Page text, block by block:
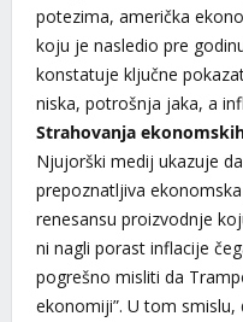
potezima, američka
koju je nasledio pre
konstatuje ključne
niska, potrošnja jaka, a
Strahovanja
Njujorški medij ukazuje
prepoznatljiva
renesansu proizvodnje
ni nagli porast inflacije
pogrešno misliti da
ekonomiji”. U tom smislu,